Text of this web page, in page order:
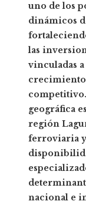
uno de los
dinámicos
las
vinculadas
geográfica
región
ferroviaria
nacional e